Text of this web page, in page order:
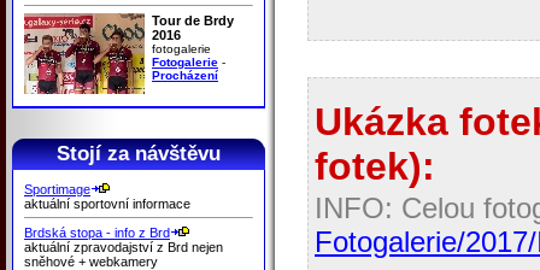
Tour de Brdy
2016
fotogalerie
Fotogalerie -
Procházení
Stojí za návštěvu
Sportimage
aktuální sportovní informace
Brdská stopa - info z Brd
aktuální zpravodajství z Brd nejen
sněhové + webkamery
Ukázka
fotek):
INFO: Celou
Fotogalerie/